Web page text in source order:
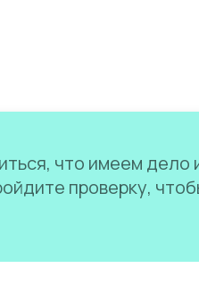
что имеем дело
проверку,